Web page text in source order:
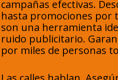
campañas efectivas.
hasta promociones por
son una herramienta
ruido publicitario.
por miles de personas